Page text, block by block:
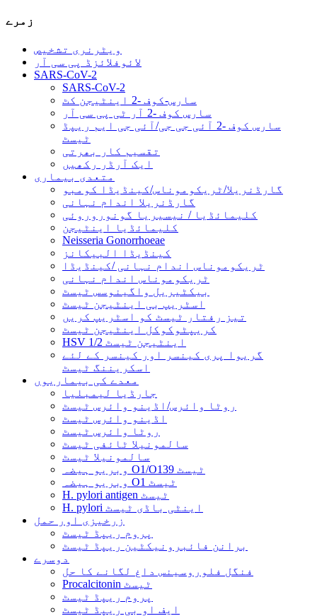
زمرے
ویٹرنری تشخیص
لائوفلائزڈ پی سی آر
SARS-CoV-2
SARS-CoV-2
سارس-کوف -2 اینٹیجن کٹ
سارس کوف -2 آر ٹی پی سی آر
سارس کوف -2 آئی جی جی/آئی جی ایم ریپڈ
ٹیسٹ
تقسیم کار بھرتی
ایک آرڈر رکھیں
متعدی بیماری
گارڈنریلا/ٹریکوموناس/کینڈیڈا کومبو
گارڈنریلا اندام نہانی
کلیمائڈیا / نیسیریا گونوروروئی
کلیمائڈیا اینٹیجن
Neisseria Gonorrhoeae
کینڈیڈا البیکانز
ٹریکوموناس اندام نہانی /کینڈیڈا
ٹریکوموناس اندام نہانی
بیکٹیریل واگینوسس ٹیسٹ
اسٹریپ بی اینٹیجن ٹیسٹ
تیز رفتار ٹیسٹ کو اسٹریپ کریں
کریپٹوکوکل اینٹیجن ٹیسٹ
HSV 1/2 اینٹیجن ٹیسٹ
گریوا پری کینسر اور کینسر کے لئے
اسکریننگ ٹیسٹ
معدے کی بیماریوں
جارڈیا لیمبلیا
روٹا وائرس/اڈینو وائرس ٹیسٹ
اڈینو وائرس ٹیسٹ
روٹا وائرس ٹیسٹ
سالمونیلا ٹائفی ٹیسٹ
سالمونیلا ٹیسٹ
وبریو ہیضہ O1/O139 ٹیسٹ
وبریو ہیضہ O1 ٹیسٹ
H. pylori antigen ٹیسٹ
H. pylori اینٹی باڈی ٹیسٹ
زرخیزی اور حمل
پروم ریپڈ ٹیسٹ
برانن فائبرونیکٹین ریپڈ ٹیسٹ
دوسرے
فنگل فلوروسینس داغ لگانے کا حل
Procalcitonin ٹیسٹ
پروم ریپڈ ٹیسٹ
ایف او بی ریپڈ ٹیسٹ